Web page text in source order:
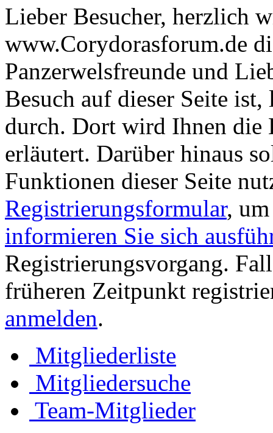
Lieber Besucher, herzlich
www.Corydorasforum.de
Panzerwelsfreunde und
Besuch auf dieser Seite
durch. Dort wird Ihnen die
erläutert. Darüber hinaus
Funktionen dieser Seite
Registrierungsformular,
informieren Sie sich
Registrierungsvorgang.
früheren Zeitpunkt
anmelden.
Mitgliederliste
Mitgliedersuche
Team-Mitglieder